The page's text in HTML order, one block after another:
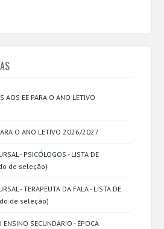
AOS EE PARA O ANO LETIVO
O ANO LETIVO 2026/2027
- PSICÓLOGOS - LISTA DE
de seleção)
- TERAPEUTA DA FALA - LISTA DE
de seleção)
ENSINO SECUNDÁRIO - ÉPOCA